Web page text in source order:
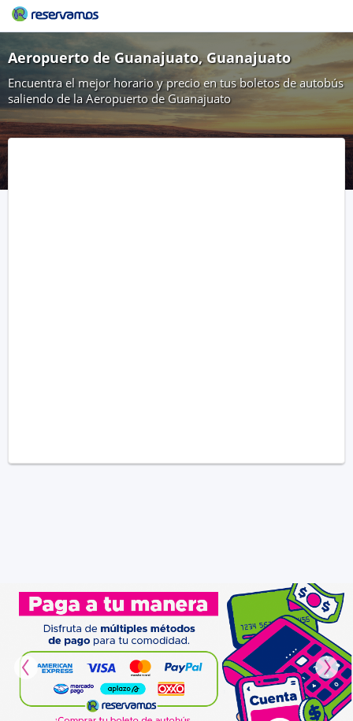
Aeropuerto de Guanajuato, Guanajuato
Encuentra el mejor horario y precio en tus boletos de autobús
saliendo de la Aeropuerto de Guanajuato